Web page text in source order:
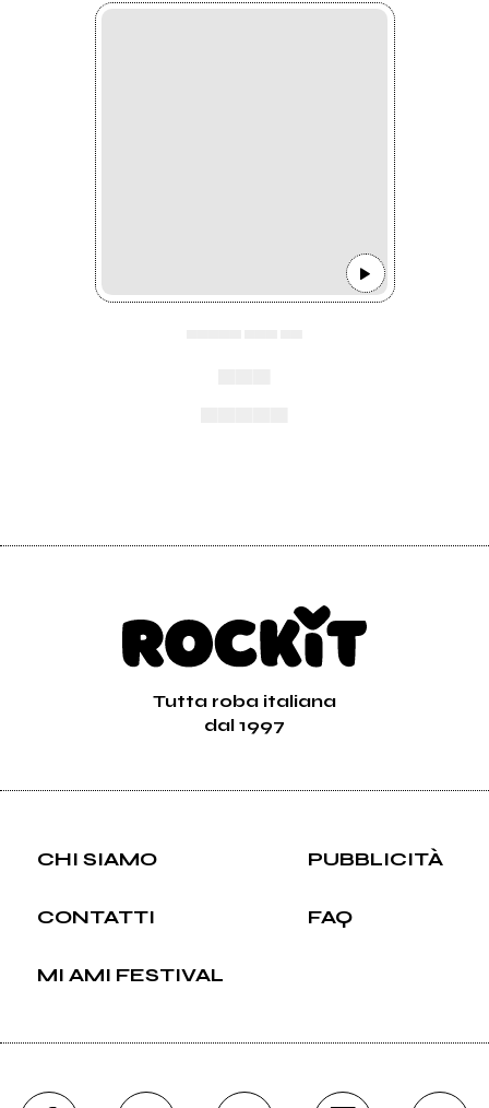
Tutta roba italiana
dal 1997
CHI SIAMO PUBBLICITÀ
CONTATTI FAQ
MI AMI FESTIVAL